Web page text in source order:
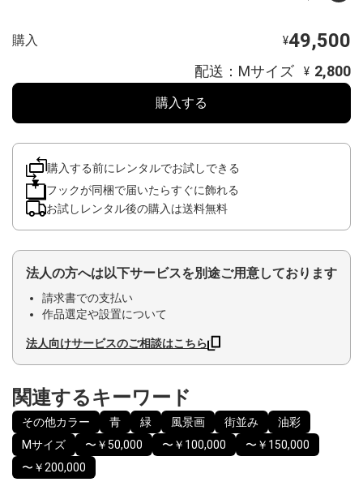
購入 ¥49,500
配送：Mサイズ ¥ 2,800
購入する
購入する前にレンタルでお試しできる
フックが同梱で届いたらすぐに飾れる
お試しレンタル後の購入は送料無料
法人の方へは以下サービスを別途ご用意しております
請求書での支払い
作品選定や設置について
法人向けサービスのご相談はこちら
関連するキーワード
その他カラー 青 緑 風景画 街並み
油彩
Mサイズ
〜￥50,000 〜￥100,000
〜￥150,000
〜￥200,000